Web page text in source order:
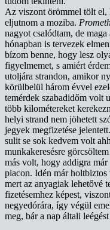
Az viszont örömmel tölt el,
eljutnom a moziba.
nagyot csalódtam, de
hónapban is tervezek
bízom benne, hogy lesz
figyelmemet, s amiért
utoljára strandon, amikor
körülbelül három évvel
temérdek szabadidőm volt
több kilométereket
helyi strand nem jöhetett
jegyek megfizetése
sulit se sok kedvem volt
munkakeresésre
más volt, hogy addigra már
piacon. Idén már
mert az anyagiak lehetővé
fizetésemhez képest,
negyedórára, így végül
meg, bár a nap általi